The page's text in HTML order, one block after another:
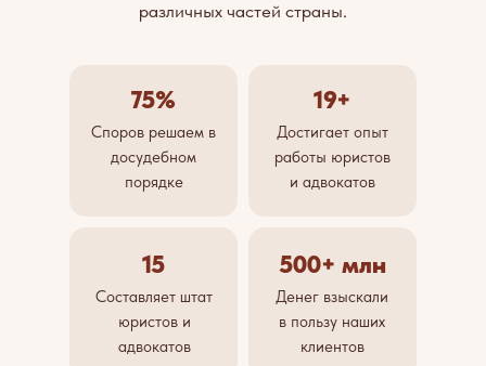
различных частей страны.
75%
Споров решаем в
досудебном
порядке
19+
Достигает опыт
работы юристов
и адвокатов
15
Составляет штат
юристов и
адвокатов
500+ млн
Денег взыскали
в пользу наших
клиентов